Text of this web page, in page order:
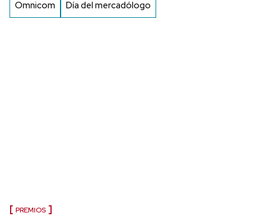
Omnicom Día del mercadólogo
PREMIOS